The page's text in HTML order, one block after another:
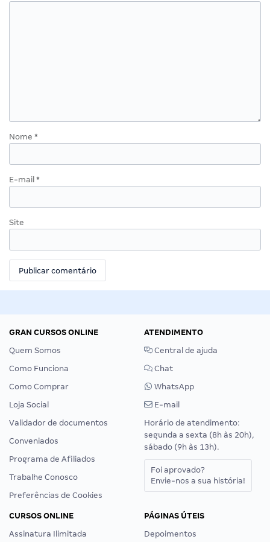
Nome *
E-mail *
Site
GRAN CURSOS ONLINE
Quem Somos
Como Funciona
Como Comprar
Loja Social
Validador de documentos
Conveniados
Programa de Afiliados
Trabalhe Conosco
Preferências de Cookies
ATENDIMENTO
Central de ajuda
Chat
WhatsApp
E-mail
Horário de atendimento:
segunda a sexta (8h às 20h),
sábado (9h às 13h).
Foi aprovado?
Envie-nos a sua história!
CURSOS ONLINE
Assinatura Ilimitada
PÁGINAS ÚTEIS
Depoimentos